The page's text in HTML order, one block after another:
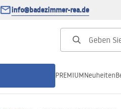
info@badezimmer-rea.de
PREMIUMNeuheiten